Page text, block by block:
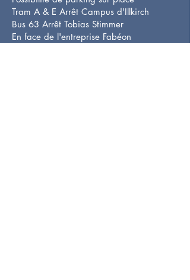
Tram A & E Arrêt Campus d'Illkirch
Bus 63 Arrêt Tobias Stimmer
En face de l'entreprise Fabéon